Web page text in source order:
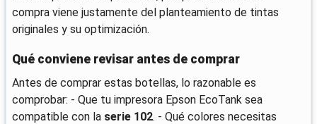
compra viene justamente del planteamiento de tintas
originales y su optimización.
Qué conviene revisar antes de comprar
Antes de comprar estas botellas, lo razonable es
comprobar: - Que tu impresora Epson EcoTank sea
compatible con la serie 102. - Qué colores necesitas